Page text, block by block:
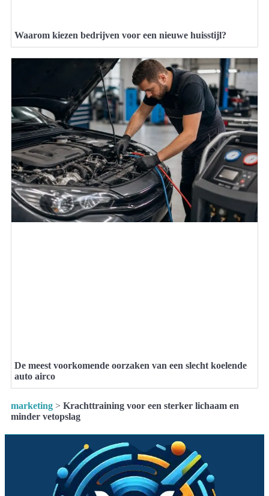
Waarom kiezen bedrijven voor een nieuwe huisstijl?
De meest voorkomende oorzaken van een slecht koelende
auto airco
marketing > Krachttraining voor een sterker lichaam en
minder vetopslag